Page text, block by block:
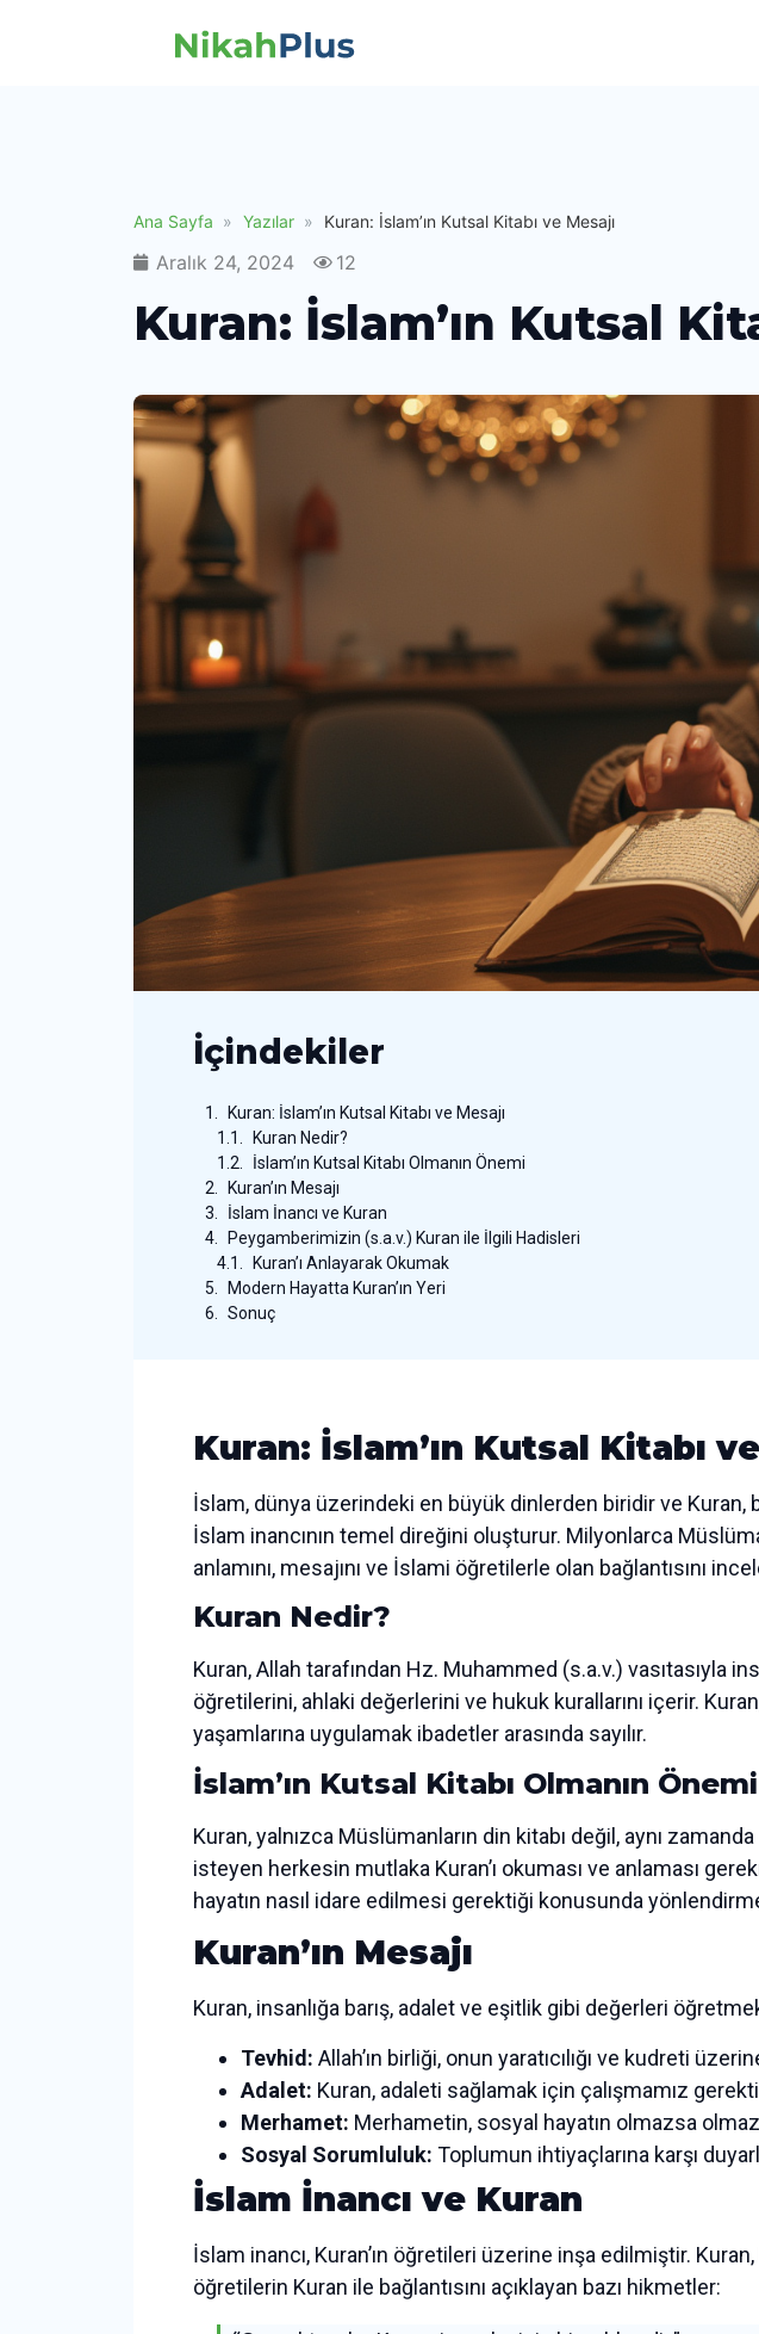
Ana Sayfa Yazılar Kuran: İslam’ın Kutsal Kitabı ve Mesajı
Aralık 24, 2024 12
Kuran: İslam’ın Kutsal
İçindekiler
Kuran: İslam’ın Kutsal Kitabı ve Mesajı
Kuran Nedir?
İslam’ın Kutsal Kitabı Olmanın Önemi
Kuran’ın Mesajı
İslam İnancı ve Kuran
Peygamberimizin (s.a.v.) Kuran ile İlgili Hadisleri
Kuran’ı Anlayarak Okumak
Modern Hayatta Kuran’ın Yeri
Sonuç
Kuran: İslam’ın Kutsal Kitabı
İslam, dünya üzerindeki en büyük dinlerden biridir ve Kuran,
İslam inancının temel direğini oluşturur. Milyonlarca
anlamını, mesajını ve İslami öğretilerle olan bağlantısını
Kuran Nedir?
Kuran, Allah tarafından Hz. Muhammed (s.a.v.) vasıtasıyla
öğretilerini, ahlaki değerlerini ve hukuk kurallarını içerir.
yaşamlarına uygulamak ibadetler arasında sayılır.
İslam’ın Kutsal Kitabı Olmanın Önemi
Kuran, yalnızca Müslümanların din kitabı değil, aynı
isteyen herkesin mutlaka Kuran’ı okuması ve anlaması
hayatın nasıl idare edilmesi gerektiği konusunda
Kuran’ın Mesajı
Kuran, insanlığa barış, adalet ve eşitlik gibi değerleri
Tevhid: Allah’ın birliği, onun yaratıcılığı ve kudreti
Adalet: Kuran, adaleti sağlamak için çalışmamız
Merhamet: Merhametin, sosyal hayatın olmazsa
Sosyal Sorumluluk: Toplumun ihtiyaçlarına karşı
İslam İnancı ve Kuran
İslam inancı, Kuran’ın öğretileri üzerine inşa edilmiştir.
öğretilerin Kuran ile bağlantısını açıklayan bazı hikmetler: